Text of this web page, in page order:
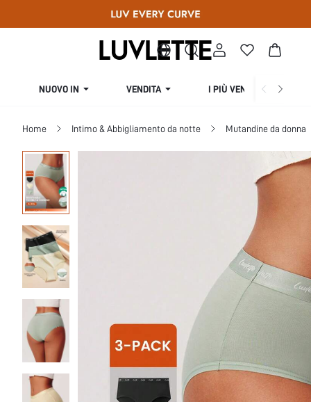
NUOVO IN VENDITA I PIÙ VENDUTI
Home Intimo & Abbigliamento da notte Mutandine da donna